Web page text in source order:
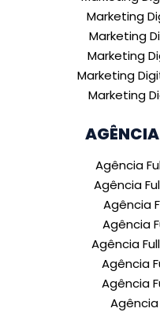
Marketing
Marketing
Marketing
Marketing
Marketing
AGÊNCIA
Agência
Agência
Agência
Agência
Agência
Agência
Agência
Agência